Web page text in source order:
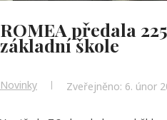
ROMEA předala
základní škole
Novinky Zveřejněno: 6. únor